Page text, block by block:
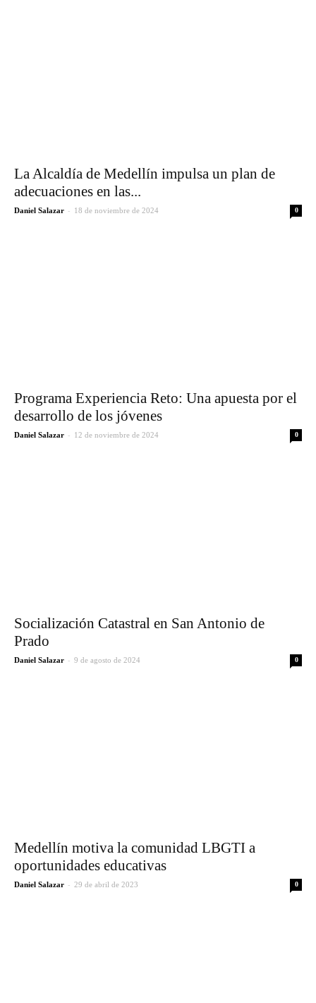
La Alcaldía de Medellín impulsa un plan de
adecuaciones en las...
Daniel Salazar - 18 de noviembre de 2024 0
Programa Experiencia Reto: Una apuesta por el
desarrollo de los jóvenes
Daniel Salazar - 12 de noviembre de 2024 0
Socialización Catastral en San Antonio de
Prado
Daniel Salazar - 9 de agosto de 2024 0
Medellín motiva la comunidad LBGTI a
oportunidades educativas
Daniel Salazar - 29 de abril de 2023 0